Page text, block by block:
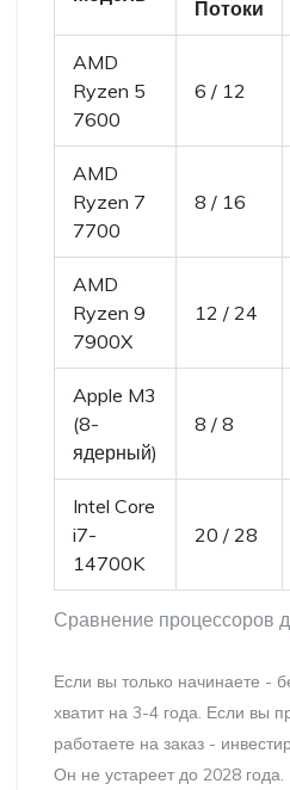
Сравнение процессоров
Потоки
AMD
Ryzen 5
7600
6 / 12
AMD
Ryzen 7
7700
8 / 16
AMD
Ryzen 9
7900X
12 / 24
Apple M3
(8-
ядерный)
8 / 8
Intel Core
i7-
14700K
20 / 28
Если вы только начинаете -
хватит на 3-4 года. Если вы
работаете на заказ -
Он не устареет до 2028 года.